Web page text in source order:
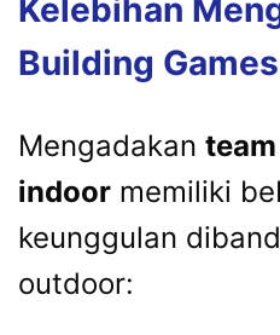
Kelebihan
Building
Mengadakan
indoor memiliki
keunggulan
outdoor: